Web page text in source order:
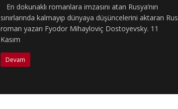
En dokunaklı romanlara imzasını atan Rusya’nın
sınırlarında kalmayıp dünyaya düşüncelerini aktaran Rus
roman yazarı Fyodor Mihayloviç Dostoyevsky. 11
Kasım
Devam